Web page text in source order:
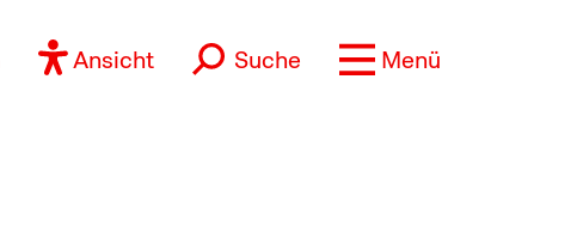
Ansicht Suche Menü